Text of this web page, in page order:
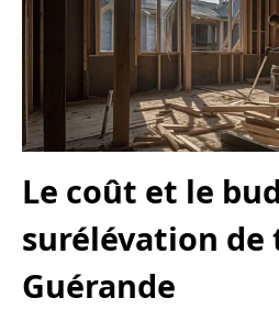
Le coût et le
surélévation
Guérande